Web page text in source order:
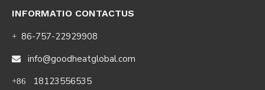
INFORMATIO CONTACTUS
+ 86-757-22929908
 info@goodheatglobal.com
+86 18123556535